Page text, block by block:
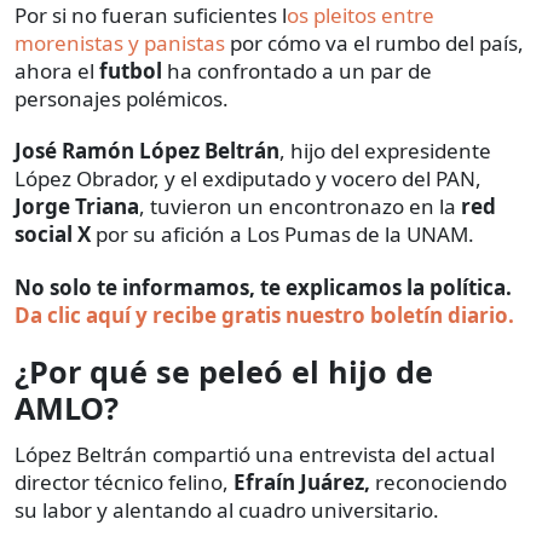
Por si no fueran suficientes los pleitos entre
morenistas y panistas por cómo va el rumbo del país,
ahora el futbol ha confrontado a un par de
personajes polémicos.
José Ramón López Beltrán, hijo del expresidente
López Obrador, y el exdiputado y vocero del PAN,
Jorge Triana, tuvieron un encontronazo en la red
social X por su afición a Los Pumas de la UNAM.
No solo te informamos, te explicamos la política.
Da clic aquí y recibe gratis nuestro boletín diario.
¿Por qué se peleó el hijo de
AMLO?
López Beltrán compartió una entrevista del actual
director técnico felino, Efraín Juárez, reconociendo
su labor y alentando al cuadro universitario.